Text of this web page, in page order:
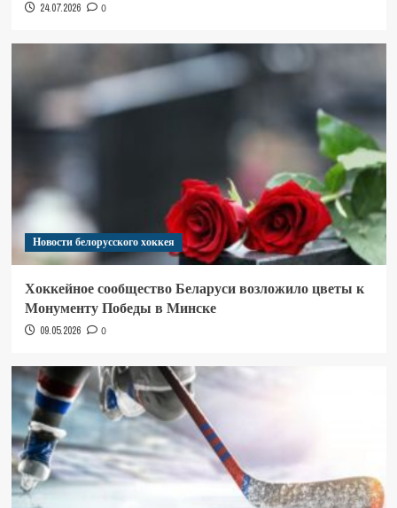
24.07.2026 0
Новости белорусского хоккея
Хоккейное сообщество Беларуси возложило цветы к
Монументу Победы в Минске
09.05.2026 0